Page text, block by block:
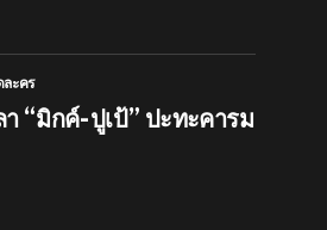
ละคร
า “มิกค์-ปูเป้” ปะทะคารม